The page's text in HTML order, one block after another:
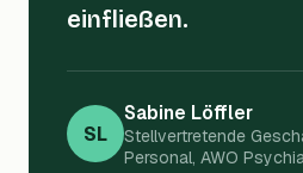
einfließen.
SL
Sabine Löffler
Stellvertretende
Personal, AWO